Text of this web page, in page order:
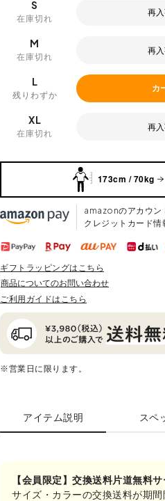
S
在庫切れ
再
M
在庫切れ
再
L
残りわずか
カ
XL
在庫切れ
再
173cm / 70kg
amazonのアカウン
クレジットカード情
ギフトラッピングはこちら
商品についてのお問い合わせ
ご利用ガイドはこちら
※営業日に限ります。
アイテム説明 スペ
【会員限定】交換送料片道無料
サイズ・カラーの交換送料が期